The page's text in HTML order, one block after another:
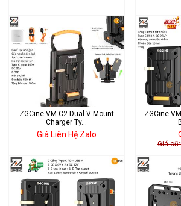
ZGCine VM-C2 Dual V-Mount
Charger Ty...
Giá Liên Hệ Zalo
ZGCine
Giá